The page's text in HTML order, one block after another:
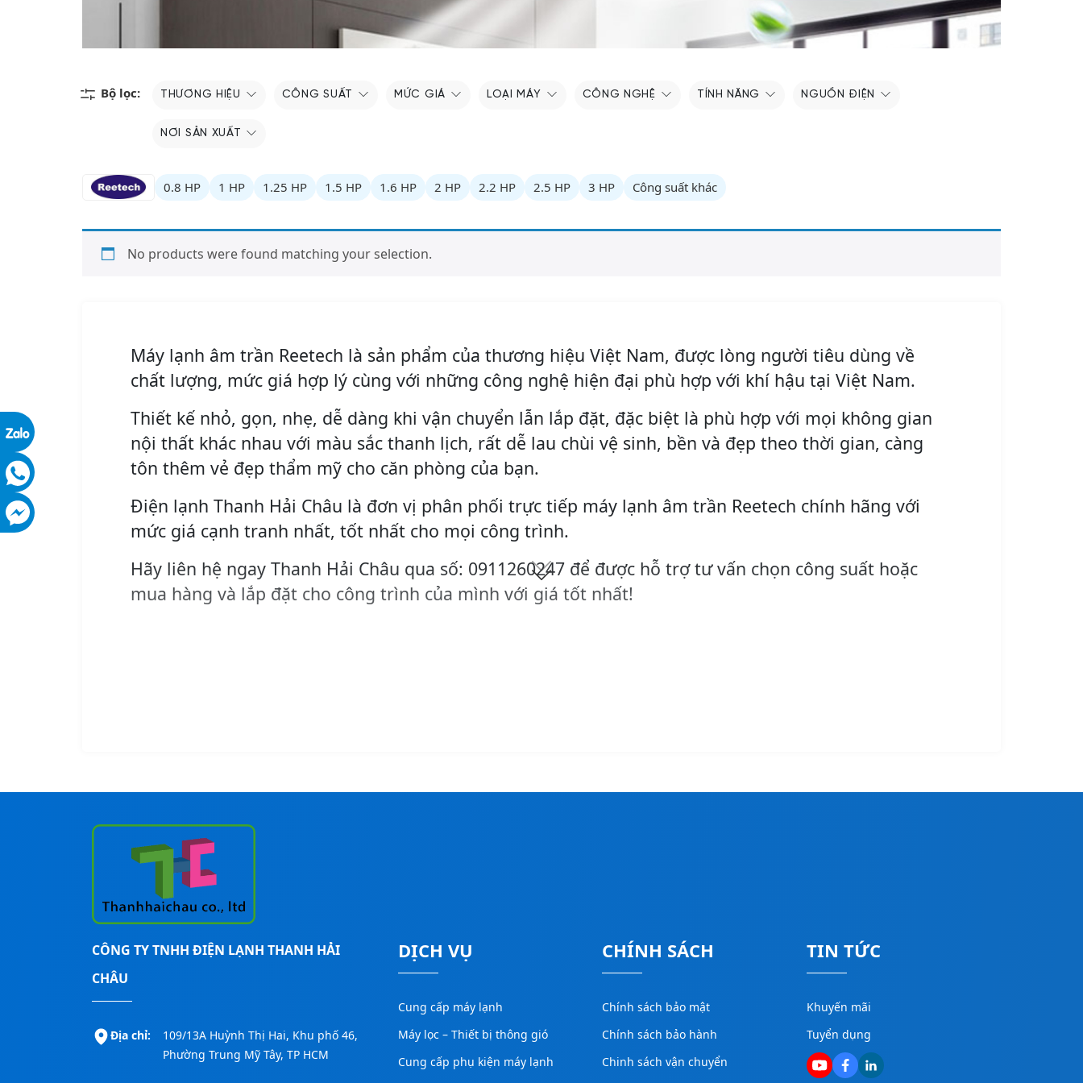
Bộ lọc: THƯƠNG HIỆU CÔNG SUẤT MỨC GIÁ LOẠI MÁY CÔNG NGHỆ TÍNH NĂNG NGUỒN ĐIỆN
NƠI SẢN XUẤT
0.8 HP 1 HP 1.25 HP 1.5 HP 1.6 HP 2 HP 2.2 HP 2.5 HP 3 HP Công suất khác
No products were found matching your selection.
Máy lạnh âm trần Reetech là sản phẩm của thương hiệu Việt Nam, được lòng người tiêu dùng về
chất lượng, mức giá hợp lý cùng với những công nghệ hiện đại phù hợp với khí hậu tại Việt Nam.
Thiết kế nhỏ, gọn, nhẹ, dễ dàng khi vận chuyển lẫn lắp đặt, đặc biệt là phù hợp với mọi không gian
nội thất khác nhau với màu sắc thanh lịch, rất dễ lau chùi vệ sinh, bền và đẹp theo thời gian, càng
tôn thêm vẻ đẹp thẩm mỹ cho căn phòng của bạn.
Điện lạnh Thanh Hải Châu là đơn vị phân phối trực tiếp máy lạnh âm trần Reetech chính hãng với
mức giá cạnh tranh nhất, tốt nhất cho mọi công trình.
Hãy liên hệ ngay Thanh Hải Châu qua số: 0911260247 để được hỗ trợ tư vấn chọn công suất hoặc
mua hàng và lắp đặt cho công trình của mình với giá tốt nhất!
CÔNG TY TNHH ĐIỆN LẠNH THANH HẢI
CHÂU
Địa chỉ:
109/13A Huỳnh Thị Hai, Khu phố 46,
Phường Trung Mỹ Tây, TP HCM
DỊCH VỤ
Cung cấp máy lạnh
Máy lọc – Thiết bị thông gió
Cung cấp phụ kiện máy lạnh
CHÍNH SÁCH
Chính sách bảo mật
Chính sách bảo hành
Chinh sách vận chuyển
TIN TỨC
Khuyến mãi
Tuyển dụng